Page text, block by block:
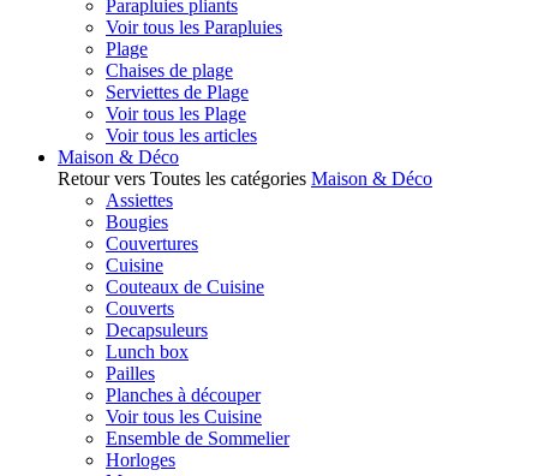
Parapluies pliants
Voir tous les Parapluies
Plage
Chaises de plage
Serviettes de Plage
Voir tous les Plage
Voir tous les articles
Maison & Déco
Retour vers Toutes les catégories Maison & Déco
Assiettes
Bougies
Couvertures
Cuisine
Couteaux de Cuisine
Couverts
Decapsuleurs
Lunch box
Pailles
Planches à découper
Voir tous les Cuisine
Ensemble de Sommelier
Horloges